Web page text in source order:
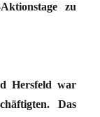
zu
Hersfeld war
Das